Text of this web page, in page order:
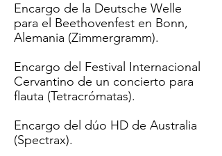
Encargo de la Deutsche Welle
para el Beethovenfest en Bonn,
Alemania (Zimmergramm).
Encargo del Festival Internacional
Cervantino de un concierto para
flauta (Tetracrómatas).
Encargo del dúo HD de Australia
(Spectrax).